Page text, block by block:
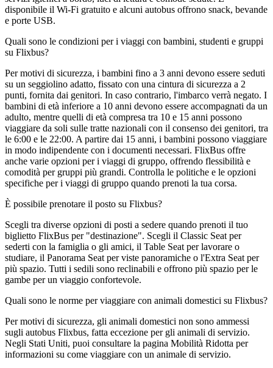
disponibile il Wi-Fi gratuito e alcuni autobus offrono snack, bevande
e porte USB.
Quali sono le condizioni per i viaggi con bambini, studenti e gruppi
su Flixbus?
Per motivi di sicurezza, i bambini fino a 3 anni devono essere seduti
su un seggiolino adatto, fissato con una cintura di sicurezza a 2
punti, fornita dai genitori. In caso contrario, l'imbarco verrà negato. I
bambini di età inferiore a 10 anni devono essere accompagnati da un
adulto, mentre quelli di età compresa tra 10 e 15 anni possono
viaggiare da soli sulle tratte nazionali con il consenso dei genitori, tra
le 6:00 e le 22:00. A partire dai 15 anni, i bambini possono viaggiare
in modo indipendente con i documenti necessari. FlixBus offre
anche varie opzioni per i viaggi di gruppo, offrendo flessibilità e
comodità per gruppi più grandi. Controlla le politiche e le opzioni
specifiche per i viaggi di gruppo quando prenoti la tua corsa.
È possibile prenotare il posto su Flixbus?
Scegli tra diverse opzioni di posti a sedere quando prenoti il ​​tuo
biglietto FlixBus per "destinazione". Scegli il Classic Seat per
sederti con la famiglia o gli amici, il Table Seat per lavorare o
studiare, il Panorama Seat per viste panoramiche o l'Extra Seat per
più spazio. Tutti i sedili sono reclinabili e offrono più spazio per le
gambe per un viaggio confortevole.
Quali sono le norme per viaggiare con animali domestici su Flixbus?
Per motivi di sicurezza, gli animali domestici non sono ammessi
sugli autobus Flixbus, fatta eccezione per gli animali di servizio.
Negli Stati Uniti, puoi consultare la pagina Mobilità Ridotta per
informazioni su come viaggiare con un animale di servizio.